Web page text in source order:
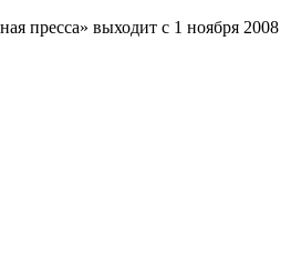
пресса» выходит с 1 ноября 2008